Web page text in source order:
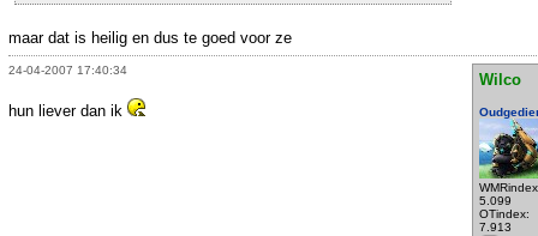
maar dat is heilig en dus te goed voor ze
24-04-2007 17:40:34
Wilco
5.099
OTindex:
7.913
hun liever dan ik